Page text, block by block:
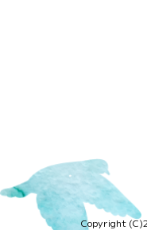
Copyright